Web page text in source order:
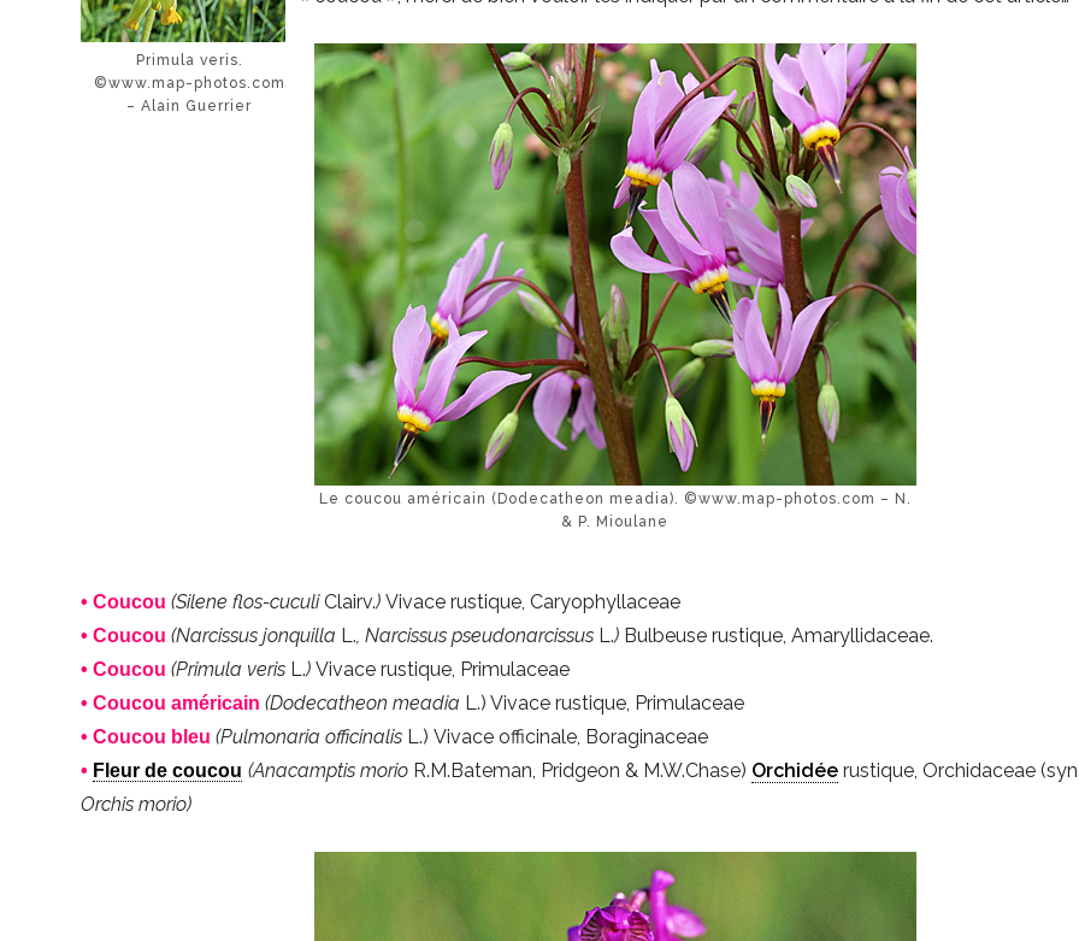
Primula veris.
©www.map-photos.com
– Alain Guerrier
Le coucou américain (Dodecatheon meadia). ©www.map-photos.com – N.
& P. Mioulane
• Coucou (Silene flos-cuculiClairv.)Vivace rustique, Caryophyllaceae
• Coucou (Narcissus jonquilla L., Narcissus pseudonarcissus L.) Bulbeuse rustique, Amaryllidaceae.
• Coucou (Primula veris L.)Vivace rustique, Primulaceae
• Coucou américain (Dodecatheon meadia L.) Vivace rustique, Primulaceae
• Coucou bleu (Pulmonaria officinalis L.) Vivace officinale, Boraginaceae
• Fleur de coucou (Anacamptis morioR.M.Bateman, Pridgeon & M.W.Chase) Orchidée rustique, Orchidaceae
Orchis morio)